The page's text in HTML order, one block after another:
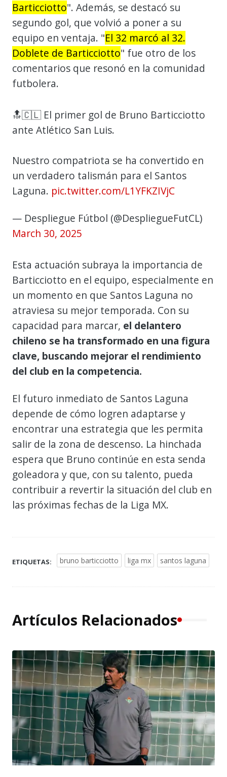
Barticciotto". Además, se destacó su
segundo gol, que volvió a poner a su
equipo en ventaja. "El 32 marcó al 32.
Doblete de Barticciotto" fue otro de los
comentarios que resonó en la comunidad
futbolera.
🔝🇨🇱 El primer gol de Bruno Barticciotto
ante Atlético San Luis.
Nuestro compatriota se ha convertido en
un verdadero talismán para el Santos
Laguna. pic.twitter.com/L1YFKZIVjC
— Despliegue Fútbol (@DespliegueFutCL)
March 30, 2025
Esta actuación subraya la importancia de
Barticciotto en el equipo, especialmente en
un momento en que Santos Laguna no
atraviesa su mejor temporada. Con su
capacidad para marcar, el delantero
chileno se ha transformado en una figura
clave, buscando mejorar el rendimiento
del club en la competencia.
El futuro inmediato de Santos Laguna
depende de cómo logren adaptarse y
encontrar una estrategia que les permita
salir de la zona de descenso. La hinchada
espera que Bruno continúe en esta senda
goleadora y que, con su talento, pueda
contribuir a revertir la situación del club en
las próximas fechas de la Liga MX.
ETIQUETAS: bruno barticciotto liga mx santos laguna
Artículos Relacionados